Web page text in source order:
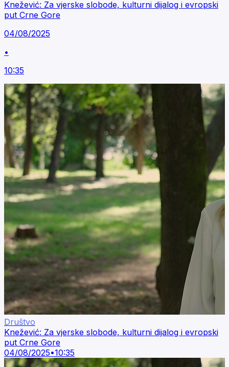
Knežević: Za vjerske slobode, kulturni dijalog i evropski
put Crne Gore
04/08/2025
•
10:35
Društvo
Knežević: Za vjerske slobode, kulturni dijalog i evropski
put Crne Gore
04/08/2025•10:35